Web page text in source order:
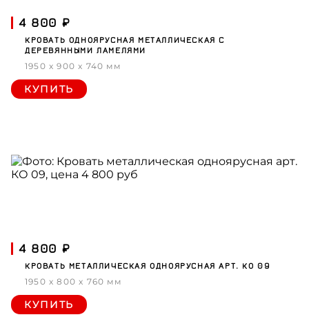
4 800 ₽
КРОВАТЬ ОДНОЯРУСНАЯ МЕТАЛЛИЧЕСКАЯ С
ДЕРЕВЯННЫМИ ЛАМЕЛЯМИ
1950 x 900 x 740 мм
КУПИТЬ
4 800 ₽
КРОВАТЬ МЕТАЛЛИЧЕСКАЯ ОДНОЯРУСНАЯ АРТ. КО 09
1950 x 800 x 760 мм
КУПИТЬ